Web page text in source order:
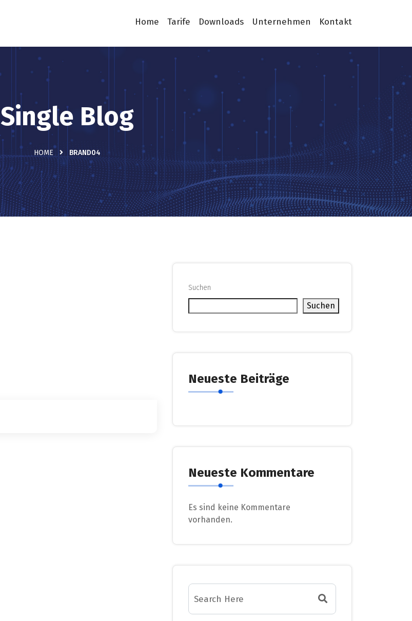
Home Tarife Downloads Unternehmen Kontakt
Single Blog
HOME BRAND04
Suchen
Suchen
Neueste Beiträge
Neueste Kommentare
Es sind keine Kommentare
vorhanden.